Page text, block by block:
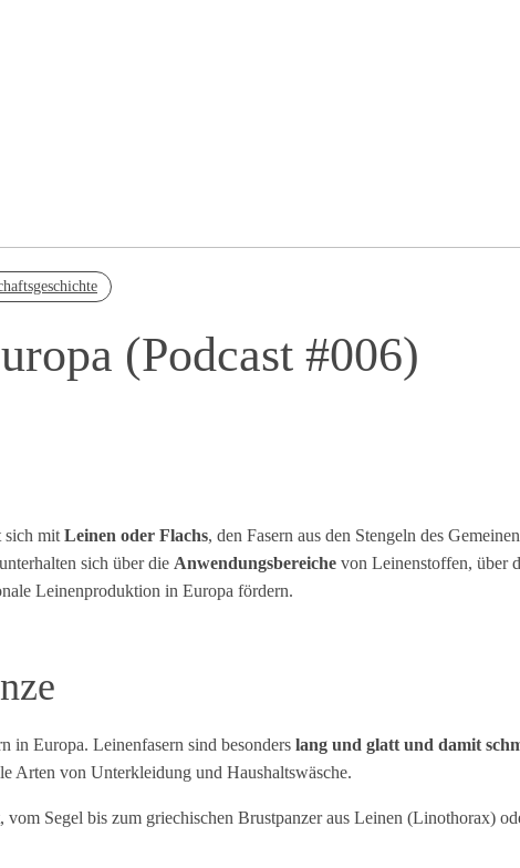
(Podcast #006)
sich mit Leinen oder Flachs, den Fasern aus den Stengeln des
sich über die Anwendungsbereiche von Leinenstoffen, über
Leinenproduktion in Europa fördern.
in Europa. Leinenfasern sind besonders lang und glatt und damit
Arten von Unterkleidung und Haushaltswäsche.
Segel bis zum griechischen Brustpanzer aus Leinen (Linothorax)